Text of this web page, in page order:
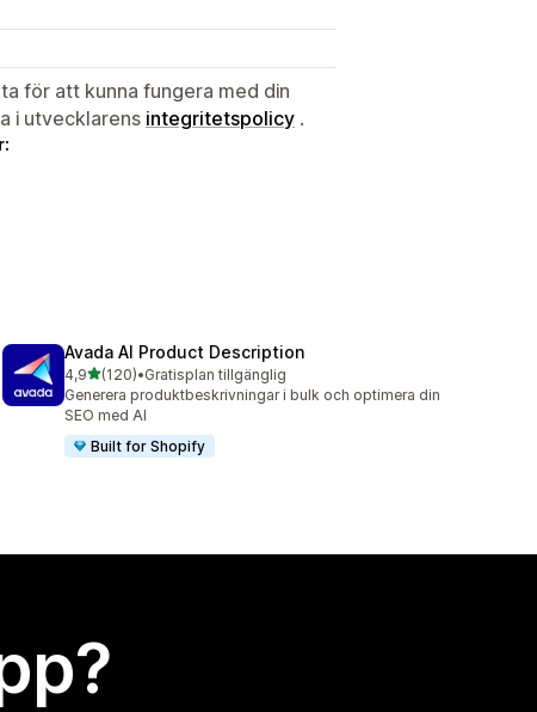
för att kunna fungera med din
i utvecklarens integritetspolicy .
Avada AI Product Description
4,9av 5 stjärnor
(120)
120 recensioner totalt
•Gratisplan tillgänglig
Generera produktbeskrivningar i bulk och optimera din
SEO med AI
Built for Shopify